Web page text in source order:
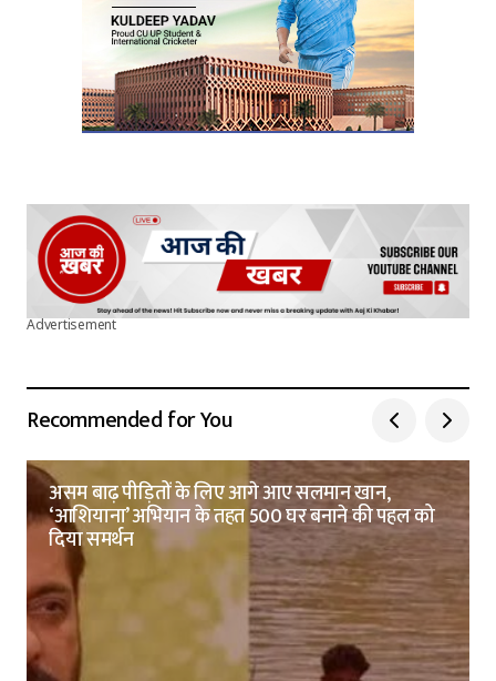
Advertisement
Recommended for You
असम बाढ़ पीड़ितों के लिए आगे आए सलमान खान,
‘आशियाना’ अभियान के तहत 500 घर बनाने की पहल को
दिया समर्थन